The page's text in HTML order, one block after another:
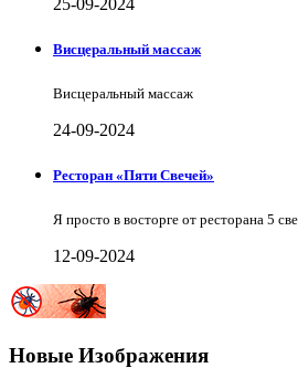
Висцеральный массаж
Висцеральный массаж
24-09-2024
Ресторан «Пяти Свечей»
Я просто в восторге от ресторана 5
12-09-2024
Новые Изображения